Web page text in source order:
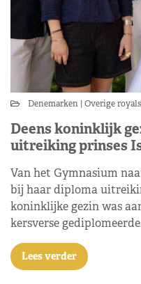
Denemarken Overige royals
Deens koninklijk
uitreiking prinses
Van het Gymnasium
bij haar diploma
koninklijke gezin was
kersverse
Lees verder